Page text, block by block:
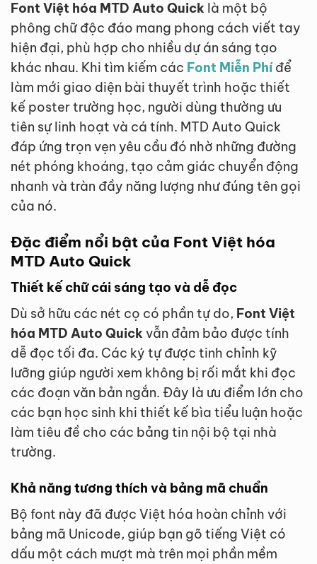
Font Việt hóa MTD Auto Quick là một bộ
phông chữ độc đáo mang phong cách viết tay
hiện đại, phù hợp cho nhiều dự án sáng tạo
khác nhau. Khi tìm kiếm các Font Miễn Phíđể
làm mới giao diện bài thuyết trình hoặc thiết
kế poster trường học, người dùng thường ưu
tiên sự linh hoạt và cá tính. MTD Auto Quick
đáp ứng trọn vẹn yêu cầu đó nhờ những đường
nét phóng khoáng, tạo cảm giác chuyển động
nhanh và tràn đầy năng lượng như đúng tên gọi
của nó.
Đặc điểm nổi bật của Font Việt hóa
MTD Auto Quick
Thiết kế chữ cái sáng tạo và dễ đọc
Dù sở hữu các nét cọ có phần tự do, Font Việt
hóa MTD Auto Quick vẫn đảm bảo được tính
dễ đọc tối đa. Các ký tự được tinh chỉnh kỹ
lưỡng giúp người xem không bị rối mắt khi đọc
các đoạn văn bản ngắn. Đây là ưu điểm lớn cho
các bạn học sinh khi thiết kế bìa tiểu luận hoặc
làm tiêu đề cho các bảng tin nội bộ tại nhà
trường.
Khả năng tương thích và bảng mã chuẩn
Bộ font này đã được Việt hóa hoàn chỉnh với
bảng mã Unicode, giúp bạn gõ tiếng Việt có
dấu một cách mượt mà trên mọi phần mềm